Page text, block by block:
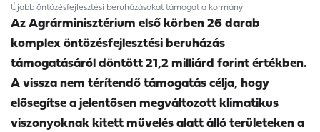
Újabb öntözésfejlesztési beruházásokat támogat a kormány
Az Agrárminisztérium első körben 26 darab
komplex öntözésfejlesztési beruházás
támogatásáról döntött 21,2 milliárd forint értékben.
A vissza nem térítendő támogatás célja, hogy
elősegítse a jelentősen megváltozott klimatikus
viszonyoknak kitett művelés alatt álló területeken a